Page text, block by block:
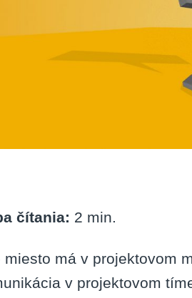
čítania: 2 min.
miesto má v projektovom
v projektovom